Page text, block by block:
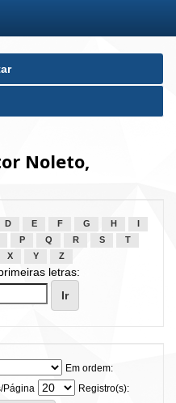
Noleto,
D E F G H
P Q R S
T
X Y Z
letras:
Em ordem:
Página
Registro(s):